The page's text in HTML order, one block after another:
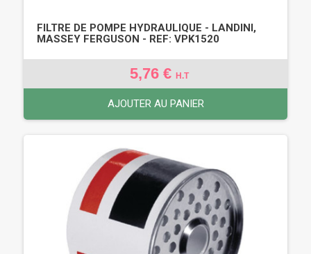
FILTRE DE POMPE HYDRAULIQUE - LANDINI,
MASSEY FERGUSON - REF: VPK1520
5,76 € H.T
AJOUTER AU PANIER